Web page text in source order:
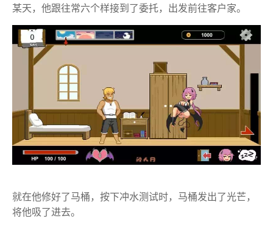
某天，他跟往常六个样接到了委托，出发前往客户家。
就在他修好了马桶，按下冲水测试时，马桶发出了光芒，
将他吸了进去。